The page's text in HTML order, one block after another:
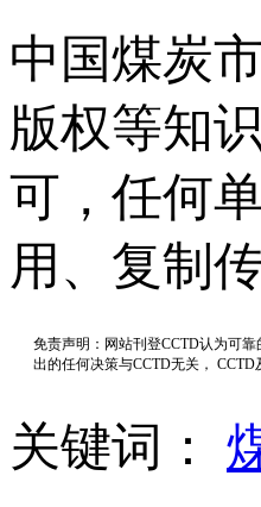
中国煤炭
版权等知
可，任何
用、复制
免责声明：网站刊登CCTD认为可
出的任何决策与CCTD无关，
关键词：